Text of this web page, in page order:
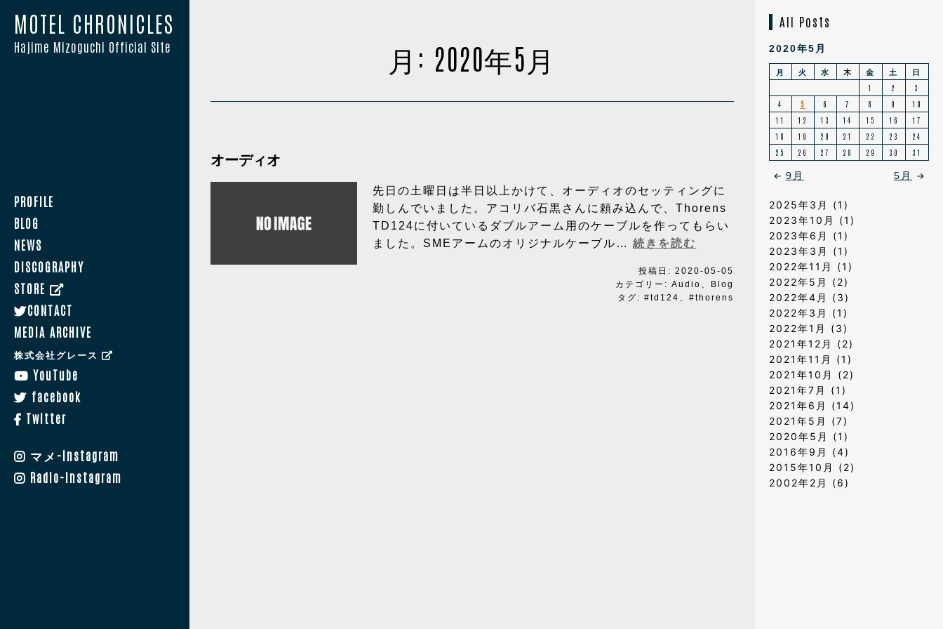
MOTEL CHRONICLES
Hajime Mizoguchi Official Site
PROFILE
BLOG
NEWS
DISCOGRAPHY
STORE
CONTACT
MEDIA ARCHIVE
株式会社グレース
YouTube
facebook
Twitter
マメ-Instagram
Radio-Instagram
月: 2020年5月
オーディオ
先日の土曜日は半日以上かけて、オーディオのセッティングに
勤しんでいました。アコリバ石黒さんに頼み込んで、Thorens
TD124に付いているダブルアーム用のケーブルを作ってもらい
ました。SMEアームのオリジナルケーブル…続きを読む
デ
ィ
投稿日: 2020-05-05
カテゴリー: Audio 、
Blog
タグ: #td124 、 #thorens
All Posts
2020年5月
月 火 水 木 金 土
日
1
2
3
4
5 6 7 8 9
10
11
12 13 14 15 16
17
18
19 20 21 22 23
24
25
26 27 28 29 30 31
9月 5月
2025年3月
(1)
2023年10月
(1)
2023年6月
(1)
2023年3月
(1)
2022年11月
(1)
2022年5月
(2)
2022年4月
(3)
2022年3月
(1)
2022年1月
(3)
2021年12月
(2)
2021年11月
(1)
2021年10月
(2)
2021年7月
(1)
2021年6月
(14)
2021年5月
(7)
2020年5月
(1)
2016年9月
(4)
2015年10月
(2)
2002年2月
(6)